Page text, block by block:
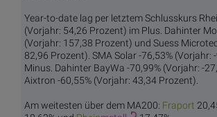
Year-to-date lag per letztem Schlusskurs
(Vorjahr: 54,26 Prozent) im Plus. Dahinter
(Vorjahr: 157,38 Prozent) und Suess
82,96 Prozent). SMA Solar -76,53% (Vorjahr:
Minus. Dahinter BayWa -70,99% (Vorjahr: -
Aixtron -60,55% (Vorjahr: 43,34 Prozent).
Am weitesten über dem MA200: Fraport